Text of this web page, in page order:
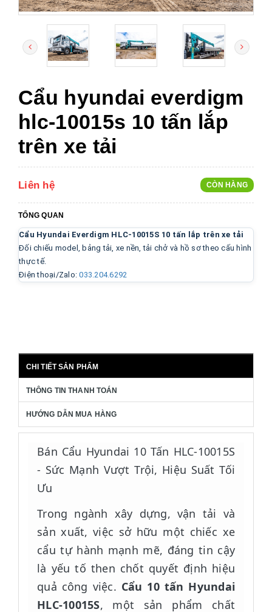
Cẩu hyundai everdigm
hlc-10015s 10 tấn lắp
trên xe tải
Liên hệ CÒN HÀNG
TỔNG QUAN
Cẩu Hyundai Everdigm HLC-10015S 10 tấn lắp trên xe tải
Đối chiếu model, bảng tải, xe nền, tải chở và hồ sơ theo cấu hình
thực tế.
Điện thoại/Zalo:033.204.6292
CHI TIẾT SẢN PHẨM
THÔNG TIN THANH TOÁN
HƯỚNG DẪN MUA HÀNG
Bán Cẩu Hyundai 10 Tấn HLC-10015S
- Sức Mạnh Vượt Trội, Hiệu Suất Tối
Ưu
Trong ngành xây dựng, vận tải và
sản xuất, việc sở hữu một chiếc xe
cẩu tự hành mạnh mẽ, đáng tin cậy
là yếu tố then chốt quyết định hiệu
quả công việc. Cẩu 10 tấn Hyundai
HLC-10015S, một sản phẩm chất